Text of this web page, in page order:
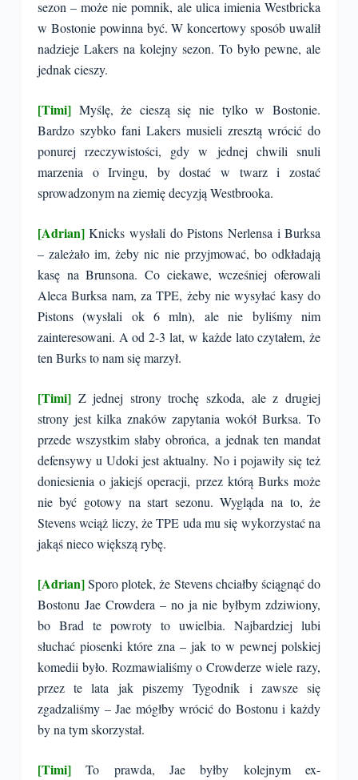
sezon – może nie pomnik, ale ulica imienia Westbricka
w Bostonie powinna być. W koncertowy sposób uwalił
nadzieje Lakers na kolejny sezon. To było pewne, ale
jednak cieszy.
[Timi] Myślę, że cieszą się nie tylko w Bostonie.
Bardzo szybko fani Lakers musieli zresztą wrócić do
ponurej rzeczywistości, gdy w jednej chwili snuli
marzenia o Irvingu, by dostać w twarz i zostać
sprowadzonym na ziemię decyzją Westbrooka.
[Adrian]Knicks wysłali do Pistons Nerlensa i Burksa
– zależało im, żeby nic nie przyjmować, bo odkładają
kasę na Brunsona. Co ciekawe, wcześniej oferowali
Aleca Burksa nam, za TPE, żeby nie wysyłać kasy do
Pistons (wysłali ok 6 mln), ale nie byliśmy nim
zainteresowani. A od 2-3 lat, w każde lato czytałem, że
ten Burks to nam się marzył.
[Timi]Z jednej strony trochę szkoda, ale z drugiej
strony jest kilka znaków zapytania wokół Burksa. To
przede wszystkim słaby obrońca, a jednak ten mandat
defensywy u Udoki jest aktualny. No i pojawiły się też
doniesienia o jakiejś operacji, przez którą Burks może
nie być gotowy na start sezonu. Wygląda na to, że
Stevens wciąż liczy, że TPE uda mu się wykorzystać na
jakąś nieco większą rybę.
[Adrian]Sporo plotek, że Stevens chciałby ściągnąć do
Bostonu Jae Crowdera – no ja nie byłbym zdziwiony,
bo Brad te powroty to uwielbia. Najbardziej lubi
słuchać piosenki które zna – jak to w pewnej polskiej
komedii było. Rozmawialiśmy o Crowderze wiele razy,
przez te lata jak piszemy Tygodnik i zawsze się
zgadzaliśmy – Jae mógłby wrócić do Bostonu i każdy
by na tym skorzystał.
[Timi]
To prawda, Jae byłby kolejnym ex-